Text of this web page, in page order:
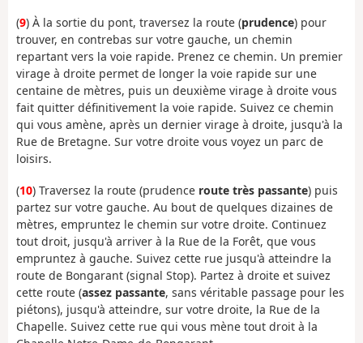
(9) À la sortie du pont, traversez la route (prudence) pour
trouver, en contrebas sur votre gauche, un chemin
repartant vers la voie rapide. Prenez ce chemin. Un premier
virage à droite permet de longer la voie rapide sur une
centaine de mètres, puis un deuxième virage à droite vous
fait quitter définitivement la voie rapide. Suivez ce chemin
qui vous amène, après un dernier virage à droite, jusqu'à la
Rue de Bretagne. Sur votre droite vous voyez un parc de
loisirs.
(10) Traversez la route (prudence route très passante) puis
partez sur votre gauche. Au bout de quelques dizaines de
mètres, empruntez le chemin sur votre droite. Continuez
tout droit, jusqu'à arriver à la Rue de la Forêt, que vous
empruntez à gauche. Suivez cette rue jusqu'à atteindre la
route de Bongarant (signal Stop). Partez à droite et suivez
cette route (assez passante, sans véritable passage pour les
piétons), jusqu'à atteindre, sur votre droite, la Rue de la
Chapelle. Suivez cette rue qui vous mène tout droit à la